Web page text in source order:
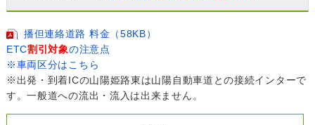
播但連絡道路 料金（58KB）
ETC割引対象の注意点
※車両区分はこちら
※出発・到着ICの山陽姫路東は山陽自動車道との接続インターで
す。一般道への流出・流入は出来ません。